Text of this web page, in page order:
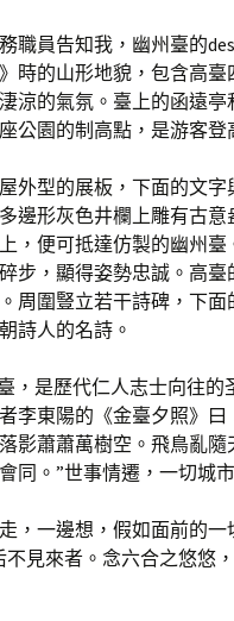
職員告知我，幽州臺的
時的山形地貌，包含高
涼的氣氛。臺上的函遠
公園的制高點，是游客登
外型的展板，下面的文
邊形灰色井欄上雕有古
，便可抵達仿製的幽州
步，顯得姿勢忠誠。高臺
周圍豎立若干詩碑，下
詩人的名詩。
，是歷代仁人志士向往
李東陽的《金臺夕照》
影蕭蕭萬樹空。飛鳥亂隨
同。”世事情遷，一切城
，一邊想，假如面前的
見來者。念六合之悠悠